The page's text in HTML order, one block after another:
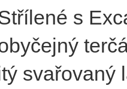
s
svařovaný